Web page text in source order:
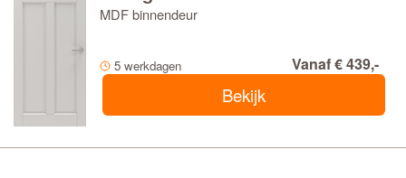
MDF binnendeur
5 werkdagen Vanaf € 439,-
Bekijk